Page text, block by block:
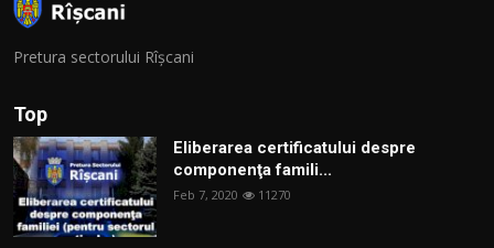
Pretura sectorului Rîșcani
Top
Eliberarea certificatului despre
componenţa famili...
Feb 7, 2020 11270